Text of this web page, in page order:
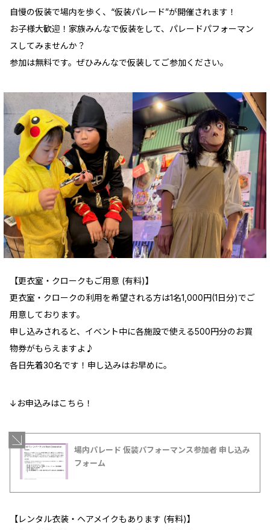
自慢の仮装で場内を歩く、“仮装パレード”が開催されます！
お子様大歓迎！家族みんなで仮装をして、パレードパフォーマン
スしてみませんか？
参加は無料です。ぜひみんなで仮装してご参加ください。
【更衣室・クロークもご用意 (有料)】
更衣室・クロークの利用を希望される方は1名1,000円(1日分)でご
用意しております。
申し込みされると、イベント中に各施設で使える500円分のお買
物券がもらえますよ♪
各日先着30名です！申し込みはお早めに。
↓お申込みはこちら！
場内パレード 仮装パフォーマンス参加者 申し込み
フォーム
【レンタル衣装・ヘアメイクもあります (有料)】